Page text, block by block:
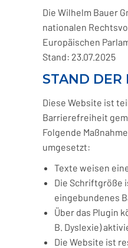
Die Wilhelm Bauer
nationalen
Europäischen
Stand: 23.07.2025
STAND DER
Diese Website ist
Barrierefreiheit
Folgende
umgesetzt:
Texte weisen
Die Schriftgröße
eingebundenes
Über das Plugin
B. Dyslexie)
Die Website ist